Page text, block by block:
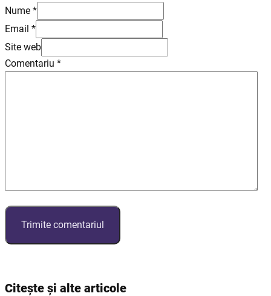
Nume *
Email *
Site web
Comentariu *
Citește și alte articole